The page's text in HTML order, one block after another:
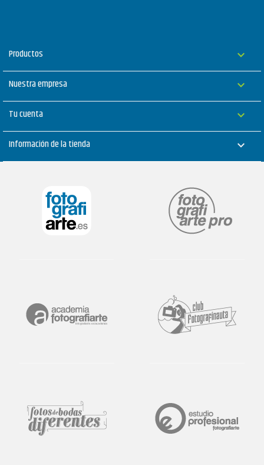
Productos 
Nuestra empresa 
Tu cuenta 
Información de la tienda keyboard_arrow_down